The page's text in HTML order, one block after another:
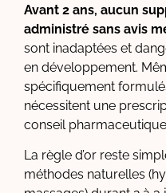
Avant 2 ans, aucun
administré sans avis
sont inadaptées et
en développement.
spécifiquement
nécessitent une
conseil
La règle d’or reste
méthodes naturelles